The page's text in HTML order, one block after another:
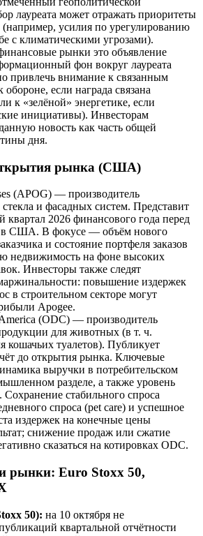
лауреата может отражать приоритеты
усилия по урегулированию
с климатическими угрозами).
рынки это объявление
фон вокруг лауреата
привлечь внимание к связанным
если награда связана
к «зелёной» энергетике, если
инициативы). Инвесторам
новость как часть общей
дня.
рынка (США)
(APOG) — производитель
стекла и фасадных систем. Представит
квартал 2026 финансового года перед
в США. В фокусе — объём нового
и состояние портфеля заказов
недвижимость на фоне высоких
Инвесторы также следят
повышение издержек
в строительном секторе могут
Apogee.
(ODC) — производитель
для животных (в т. ч.
кошачьих туалетов). Публикует
до открытия рынка. Ключевые
выручки в потребительском
разделе, а также уровень
Сохранение стабильного спроса
спроса (pet care) и успешное
издержек на конечные цены
снижение продаж или сжатие
сказаться на котировках ODC.
рынки: Euro Stoxx 50,
50): на 10 октября не
квартальной отчётности